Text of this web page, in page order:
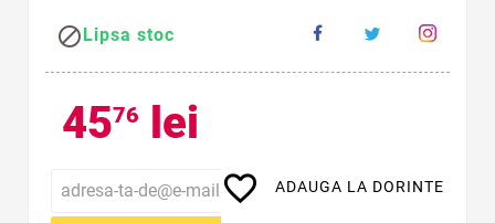
Lipsa stoc
4576 lei
favorite_border ADAUGA LA DORINTE